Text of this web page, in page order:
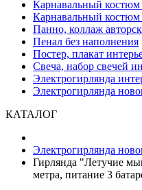
Карнавальный
Карнавальный
Панно, коллаж
Пенал без наполнения
Постер, плакат
Свеча, набор свечей
Электрогирлянда
Электрогирлянда
КАТАЛОГ
Электрогирлянда
Гирлянда "Летучие
метра, питание 3